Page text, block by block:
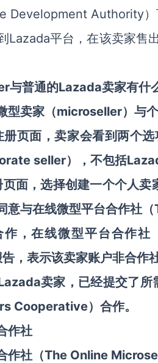
Development Authority）
Lazada平台，在该卖家售
与普通的Lazada卖家有什
型卖家（microseller）与个
页面，卖家会看到两个
seller），不包括
面，选择创建一个个人卖
意与在线微型平台合作社 （
，在线微型平台合作社
，表示该卖家账户非合作
卖家，已经提交了所
Cooperative）合作。
作社
作社（The Online